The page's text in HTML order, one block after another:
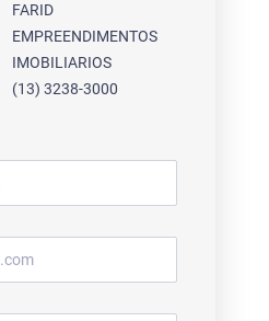
FARID
EMPREENDIMENTOS
IMOBILIARIOS
(13) 3238-3000